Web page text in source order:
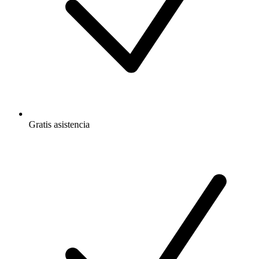
Gratis asistencia